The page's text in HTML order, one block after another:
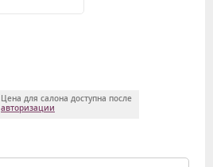
Цена для салона доступна после
авторизации